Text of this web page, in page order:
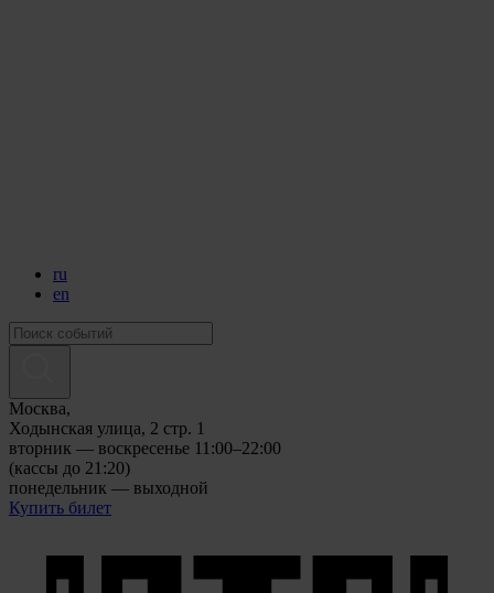
ru
en
Москва,
Ходынская улица, 2 стр. 1
вторник — воскресенье 11:00–22:00
(кассы до 21:20)
понедельник — выходной
Купить билет